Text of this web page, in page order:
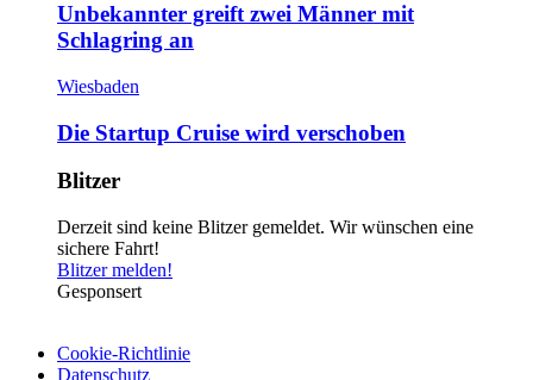
Unbekannter greift zwei Männer mit
Schlagring an
Wiesbaden
Die Startup Cruise wird verschoben
Blitzer
Derzeit sind keine Blitzer gemeldet. Wir wünschen eine
sichere Fahrt!
Blitzer melden!
Gesponsert
Cookie-Richtlinie
Datenschutz